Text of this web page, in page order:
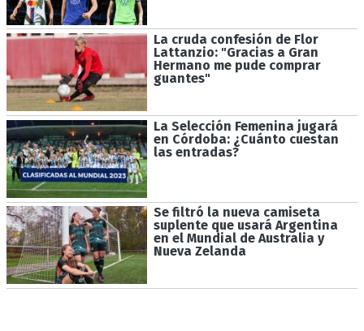
La cruda confesión de Flor
Lattanzio: "Gracias a Gran
Hermano me pude comprar
guantes"
La Selección Femenina jugará
en Córdoba: ¿Cuánto cuestan
las entradas?
Se filtró la nueva camiseta
suplente que usará Argentina
en el Mundial de Australia y
Nueva Zelanda